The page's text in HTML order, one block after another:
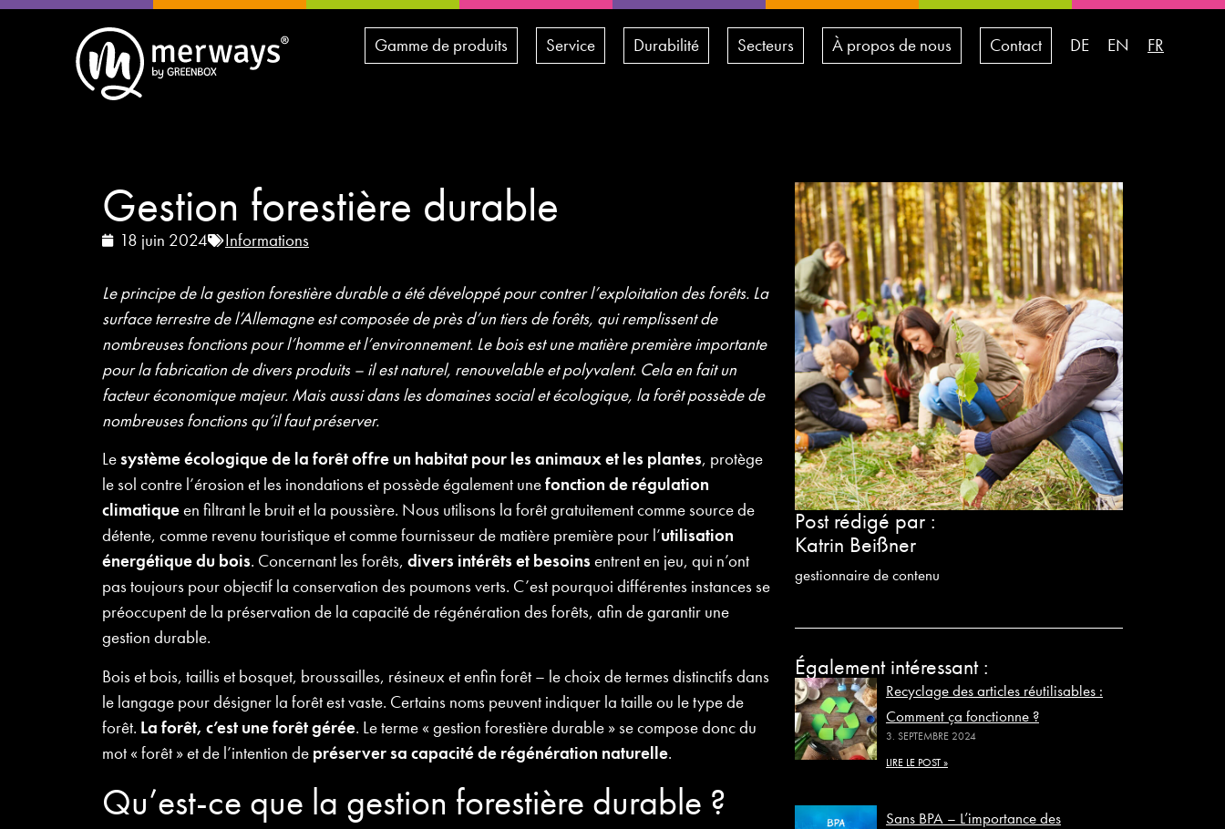
Gamme de produits Service Durabilité Secteurs À propos de nous Contact DE EN FR
Gestion forestière durable
18 juin 2024 Informations
Le principe de la gestion forestière durable a été développé pour contrer l’exploitation des forêts. La
surface terrestre de l’Allemagne est composée de près d’un tiers de forêts, qui remplissent de
nombreuses fonctions pour l’homme et l’environnement. Le bois est une matière première importante
pour la fabrication de divers produits – il est naturel, renouvelable et polyvalent. Cela en fait un
facteur économique majeur. Mais aussi dans les domaines social et écologique, la forêt possède de
nombreuses fonctions qu’il faut préserver.
Lesystème écologique de la forêt offre un habitat pour les animaux et les plantes, protège
le sol contre l’érosion et les inondations et possède également unefonction de régulation
climatiqueen filtrant le bruit et la poussière. Nous utilisons la forêt gratuitement comme source de
détente, comme revenu touristique et comme fournisseur de matière première pour l’utilisation
énergétique du bois. Concernant les forêts, divers intérêts et besoins entrent en jeu, qui n’ont
pas toujours pour objectif la conservation des poumons verts. C’est pourquoi différentes instances se
préoccupent de la préservation de la capacité de régénération des forêts, afin de garantir une
gestion durable.
Bois et bois, taillis et bosquet, broussailles, résineux et enfin forêt – le choix de termes distinctifs dans
le langage pour désigner la forêt est vaste. Certains noms peuvent indiquer la taille ou le type de
forêt. La forêt, c’est une forêt gérée. Le terme « gestion forestière durable » se compose donc du
mot « forêt » et de l’intention de préserver sa capacité de régénération naturelle.
Qu’est-ce que la gestion forestière durable ?
Post rédigé par :
Katrin Beißner
gestionnaire de contenu
Également intéressant :
Recyclage des articles réutilisables :
Comment ça fonctionne ?
3. SEPTEMBRE 2024
LIRE LE POST »
Sans BPA – L’importance des